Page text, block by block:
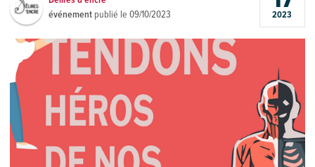
événement publié le09/10/2023 2023